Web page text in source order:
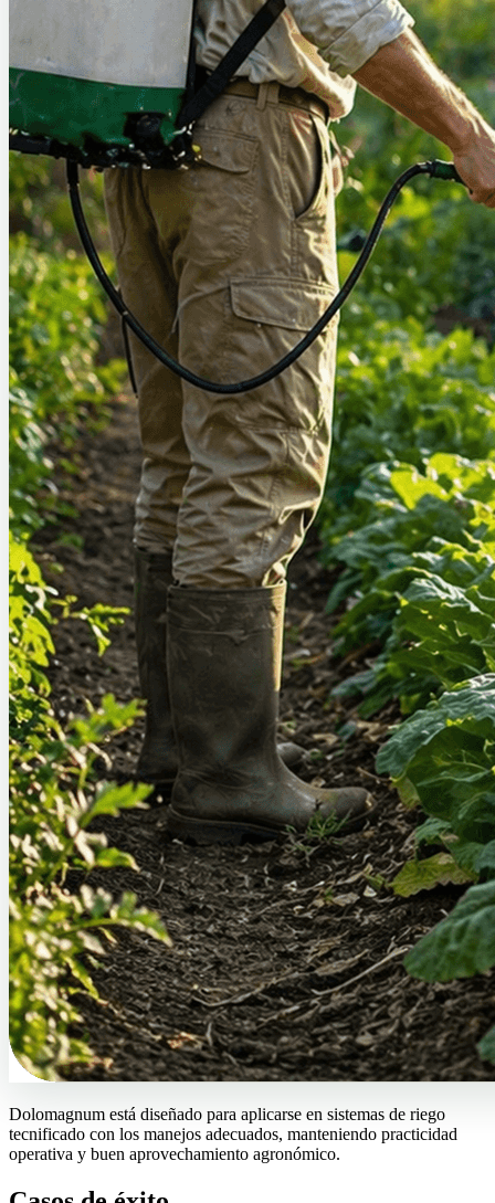
Dolomagnum está diseñado para aplicarse en sistemas de riego
tecnificado con los manejos adecuados, manteniendo practicidad
operativa y buen aprovechamiento agronómico.